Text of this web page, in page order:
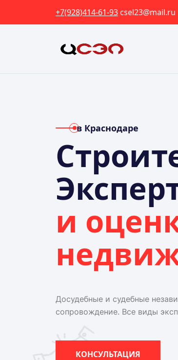
+7(928)414-61-93 csel23@mail.ru
в Краснодаре
и
Досудебные и судебные
сопровождение. Все виды
КОНСУЛЬТАЦИЯ